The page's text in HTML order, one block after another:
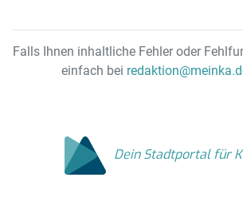
Falls Ihnen inhaltliche Fehler oder
einfach bei
Dein Stadtportal für